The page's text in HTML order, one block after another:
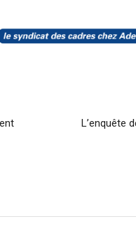
L’enquête